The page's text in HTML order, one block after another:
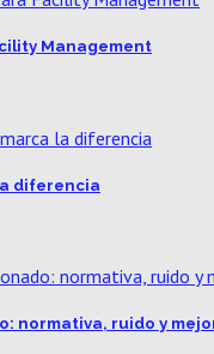
Management
diferencia
normativa, ruido y